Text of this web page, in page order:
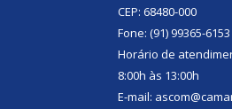
CEP: 68480-000
Fone: (91) 99365-6153
Horário de
8:00h às 13:00h
E-mail: